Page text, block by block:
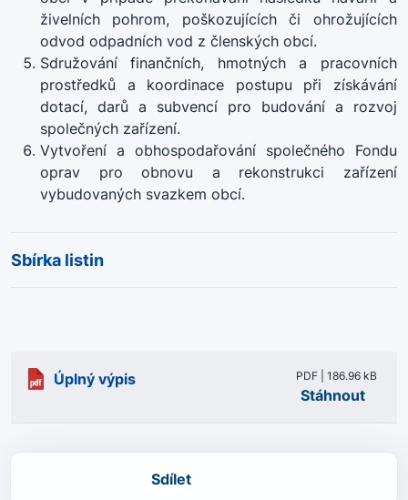
živelních pohrom, poškozujících či ohrožujících
odvod odpadních vod z členských obcí.
Sdružování finančních, hmotných a pracovních
prostředků a koordinace postupu při získávání
dotací, darů a subvencí pro budování a rozvoj
společných zařízení.
Vytvoření a obhospodařování společného Fondu
oprav pro obnovu a rekonstrukci zařízení
vybudovaných svazkem obcí.
Sbírka listin
Úplný výpis PDF | 186.96 kB
Stáhnout
Sdílet